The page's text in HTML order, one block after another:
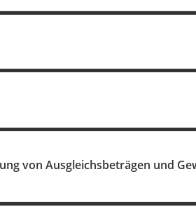
von Ausgleichsbeträgen und